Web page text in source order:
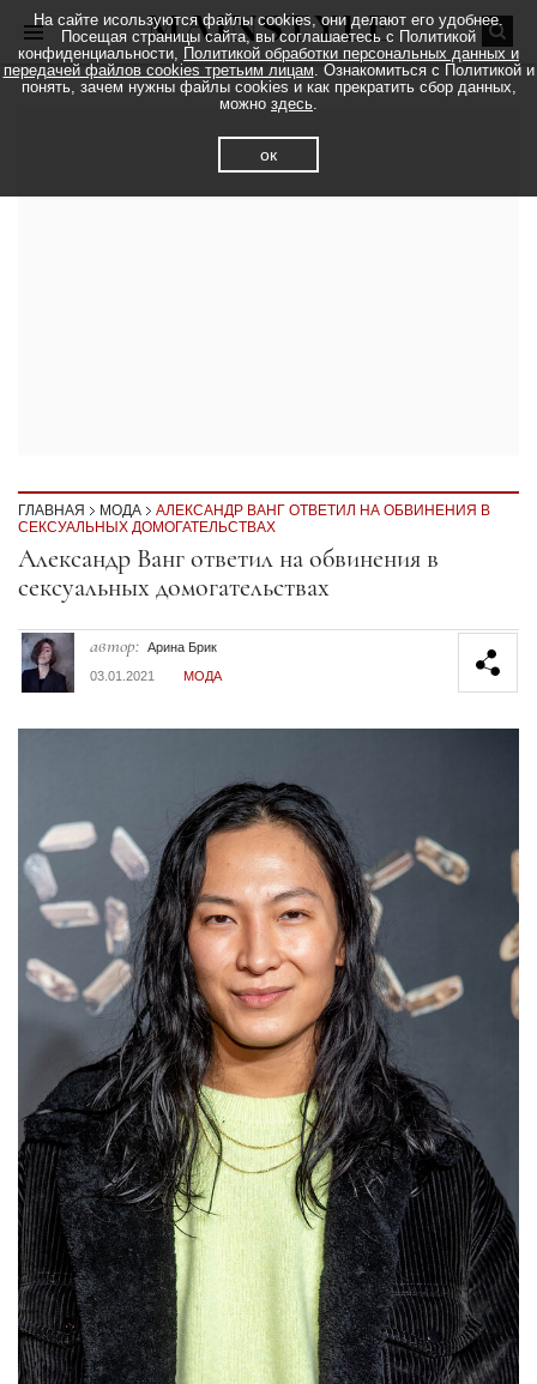
ГЛАВНАЯ МОДА
АЛЕКСАНДР ВАНГ ОТВЕТИЛ НА ОБВИНЕНИЯ В
СЕКСУАЛЬНЫХ ДОМОГАТЕЛЬСТВАХ
Секция статей
Александр Ванг ответил на обвинения в
сексуальных домогательствах
автор: Арина Брик
03.01.2021
МОДА
На сайте исользуются файлы cookies, они делают его удобнее.
Посещая страницы сайта, вы соглашаетесь с Политикой
конфиденциальности, Политикой обработки персональных данных и
передачей файлов cookies третьим лицам. Ознакомиться с Политикой и
понять, зачем нужны файлы cookies и как прекратить сбор данных,
можно здесь.
ок